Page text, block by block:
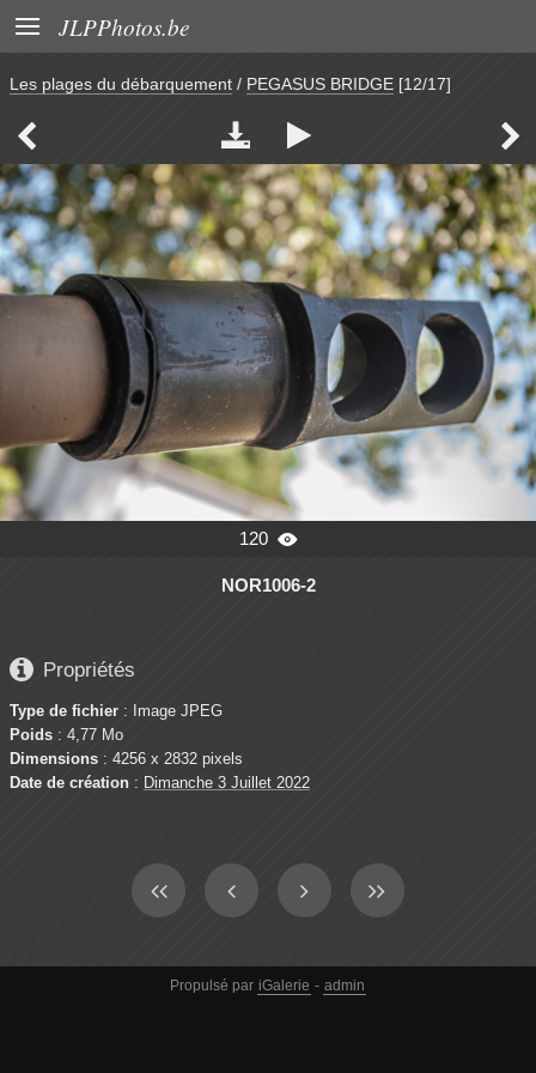
 JLPPhotos.be
Les plages du débarquement / PEGASUS BRIDGE [12/17]
   
120 
NOR1006-2
 Propriétés
Type de fichier : Image JPEG
Poids : 4,77 Mo
Dimensions : 4256 x 2832 pixels
Date de création : Dimanche 3 Juillet 2022
Propulsé par iGalerie - admin